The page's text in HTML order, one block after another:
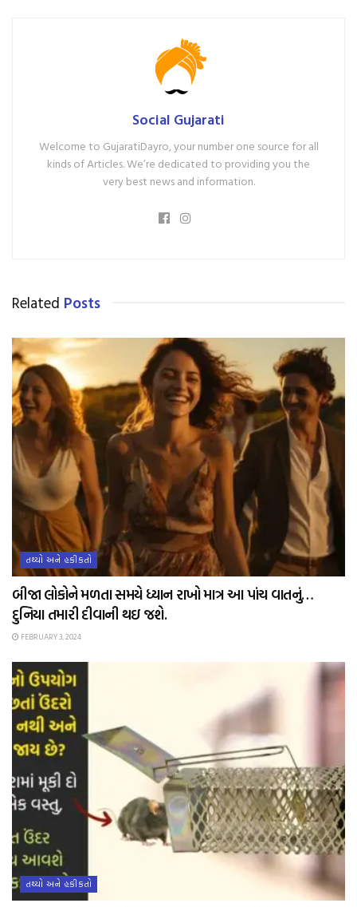
Social Gujarati
Welcome to GujaratiDayro, your number one source for all
kinds of Articles. We’re dedicated to providing you the
very best news and information.
Related Posts
તથ્યો અને હકીકતો
બીજા લોકોને મળતા સમયે ધ્યાન રાખો માત્ર આ પાંચ વાતનું…
દુનિયા તમારી દીવાની થઇ જશે.
FEBRUARY 3, 2024
તથ્યો અને હકીકતો